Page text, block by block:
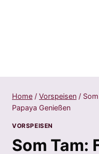
Home / Vorspeisen /
Papaya Genießen
VORSPEISEN
Som Tam: